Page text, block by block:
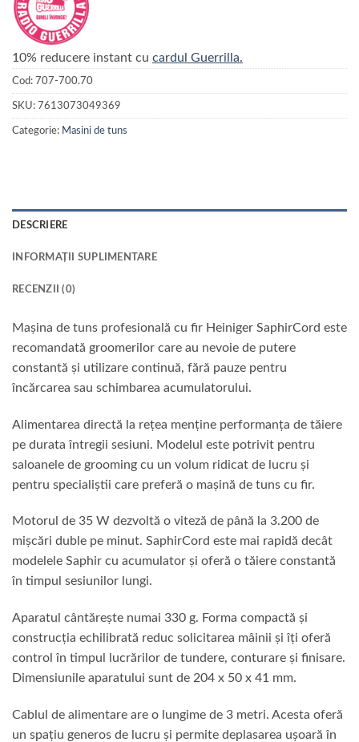
10% reducere instant cu cardul Guerrilla.
Cod: 707-700.70
SKU: 7613073049369
Categorie: Masini de tuns
DESCRIERE
INFORMAȚII SUPLIMENTARE
RECENZII (0)
Mașina de tuns profesională cu fir Heiniger SaphirCord este
recomandată groomerilor care au nevoie de putere
constantă și utilizare continuă, fără pauze pentru
încărcarea sau schimbarea acumulatorului.
Alimentarea directă la rețea menține performanța de tăiere
pe durata întregii sesiuni. Modelul este potrivit pentru
saloanele de grooming cu un volum ridicat de lucru și
pentru specialiștii care preferă o mașină de tuns cu fir.
Motorul de 35 W dezvoltă o viteză de până la 3.200 de
mișcări duble pe minut. SaphirCord este mai rapidă decât
modelele Saphir cu acumulator și oferă o tăiere constantă
în timpul sesiunilor lungi.
Aparatul cântărește numai 330 g. Forma compactă și
construcția echilibrată reduc solicitarea mâinii și îți oferă
control în timpul lucrărilor de tundere, conturare și finisare.
Dimensiunile aparatului sunt de 204 x 50 x 41 mm.
Cablul de alimentare are o lungime de 3 metri. Acesta oferă
un spațiu generos de lucru și permite deplasarea ușoară în